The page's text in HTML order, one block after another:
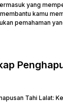
yang
kamu
pemahaman
Tahi Lalat: